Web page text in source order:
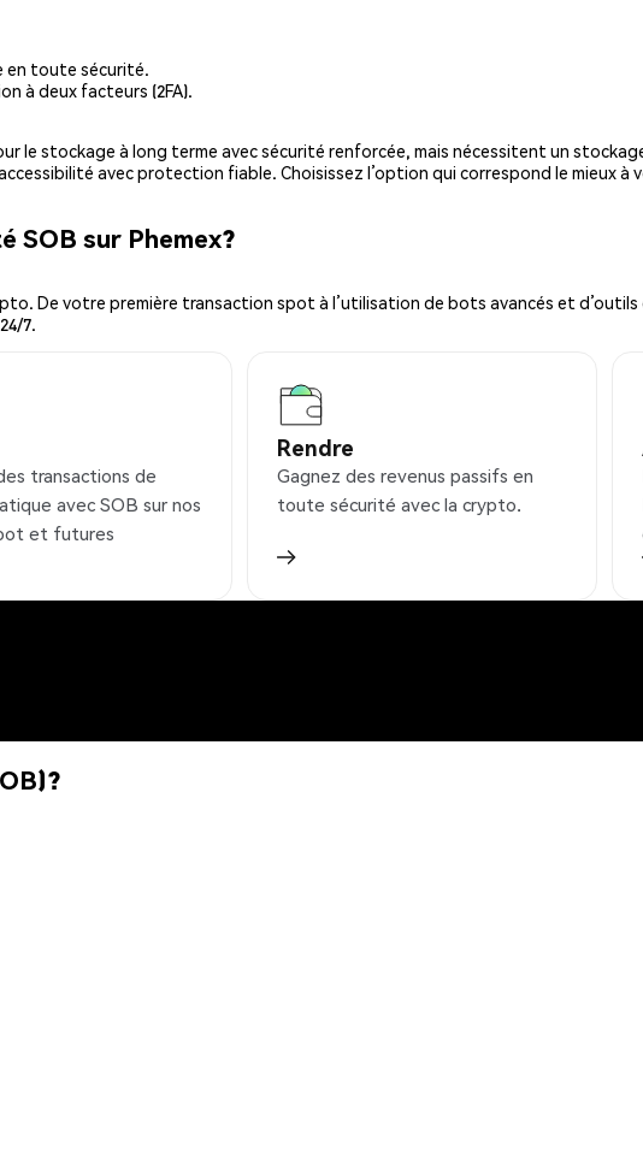
en toute sécurité.
à deux facteurs (2FA).
le stockage à long terme avec sécurité renforcée, mais nécessitent un
avec protection fiable. Choisissez l’option qui correspond le mieux à
SOB sur Phemex?
De votre première transaction spot à l’utilisation de bots avancés et
7.
transactions de
avec SOB sur nos
et futures
Rendre
Gagnez des revenus passifs en
toute sécurité avec la crypto.